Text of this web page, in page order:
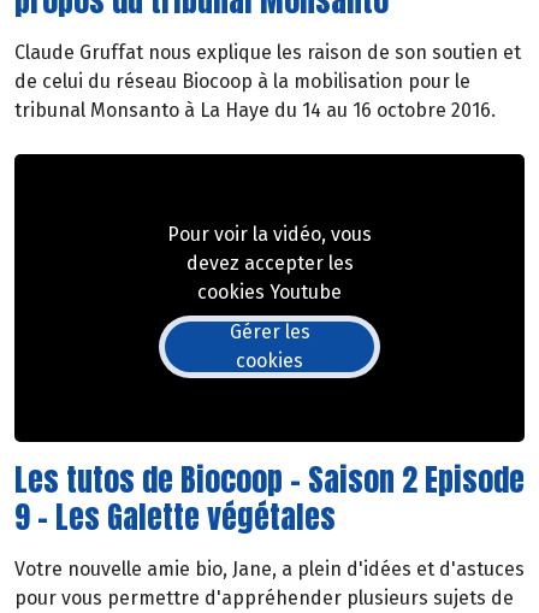
Claude Gruffat nous explique les raison de son soutien et
de celui du réseau Biocoop à la mobilisation pour le
tribunal Monsanto à La Haye du 14 au 16 octobre 2016.
Pour voir la vidéo, vous
devez accepter les
cookies Youtube
Gérer les
cookies
Les tutos de Biocoop - Saison 2 Episode
9 - Les Galette végétales
Votre nouvelle amie bio, Jane, a plein d'idées et d'astuces
pour vous permettre d'appréhender plusieurs sujets de